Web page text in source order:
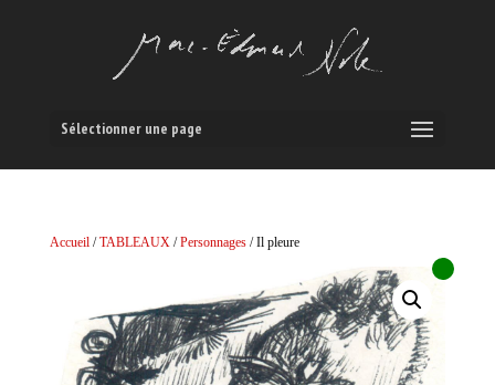
Sélectionner une page
Accueil/TABLEAUX/Personnages/ Il pleure